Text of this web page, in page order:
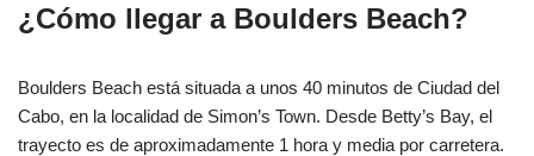
¿Cómo llegar a Boulders Beach?
Boulders Beach está situada a unos 40 minutos de Ciudad del
Cabo, en la localidad de Simon’s Town. Desde Betty’s Bay, el
trayecto es de aproximadamente 1 hora y media por carretera.